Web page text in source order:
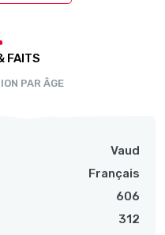
FAITS
PAR ÂGE
Vaud
Français
606
312